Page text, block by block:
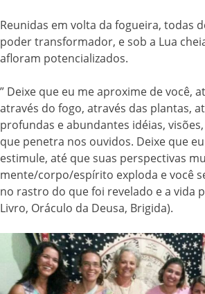
Reunidas em volta da fogueira, todas
poder transformador, e sob a Lua
afloram potencializados.
” Deixe que eu me aproxime de você,
através do fogo, através das plantas,
profundas e abundantes idéias,
que penetra nos ouvidos. Deixe que
estimule, até que suas perspectivas
mente/corpo/espírito exploda e você
no rastro do que foi revelado e a vida
Livro, Oráculo da Deusa, Brigida).